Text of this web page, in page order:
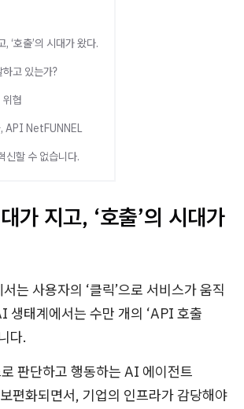
, ‘호출’의 시대가 왔다.
고 있는가?
협
API NetFUNNEL
신할 수 없습니다.
가 지고, ‘호출’의 시대가
는 사용자의 ‘클릭’으로 서비스가 움직
생태계에서는 수만 개의 ‘API 호출
다.
판단하고 행동하는 AI 에이전트
편화되면서, 기업의 인프라가 감당해야